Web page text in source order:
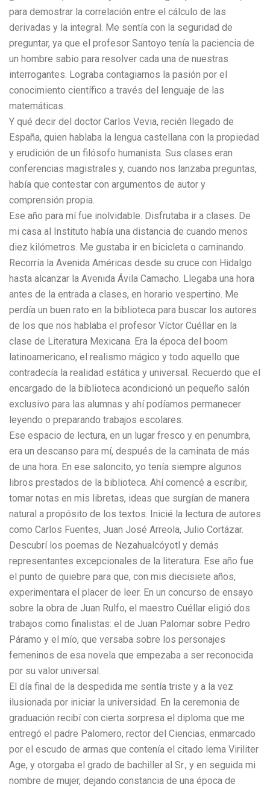
para demostrar la correlación entre el cálculo de las
derivadas y la integral. Me sentía con la seguridad de
preguntar, ya que el profesor Santoyo tenía la paciencia de
un hombre sabio para resolver cada una de nuestras
interrogantes. Lograba contagiarnos la pasión por el
conocimiento científico a través del lenguaje de las
matemáticas.
Y qué decir del doctor Carlos Vevia, recién llegado de
España, quien hablaba la lengua castellana con la propiedad
y erudición de un filósofo humanista. Sus clases eran
conferencias magistrales y, cuando nos lanzaba preguntas,
había que contestar con argumentos de autor y
comprensión propia.
Ese año para mí fue inolvidable. Disfrutaba ir a clases. De
mi casa al Instituto había una distancia de cuando menos
diez kilómetros. Me gustaba ir en bicicleta o caminando.
Recorría la Avenida Américas desde su cruce con Hidalgo
hasta alcanzar la Avenida Ávila Camacho. Llegaba una hora
antes de la entrada a clases, en horario vespertino. Me
perdía un buen rato en la biblioteca para buscar los autores
de los que nos hablaba el profesor Víctor Cuéllar en la
clase de Literatura Mexicana. Era la época del boom
latinoamericano, el realismo mágico y todo aquello que
contradecía la realidad estática y universal. Recuerdo que el
encargado de la biblioteca acondicionó un pequeño salón
exclusivo para las alumnas y ahí podíamos permanecer
leyendo o preparando trabajos escolares.
Ese espacio de lectura, en un lugar fresco y en penumbra,
era un descanso para mí, después de la caminata de más
de una hora. En ese saloncito, yo tenía siempre algunos
libros prestados de la biblioteca. Ahí comencé a escribir,
tomar notas en mis libretas, ideas que surgían de manera
natural a propósito de los textos. Inicié la lectura de autores
como Carlos Fuentes, Juan José Arreola, Julio Cortázar.
Descubrí los poemas de Nezahualcóyotl y demás
representantes excepcionales de la literatura. Ese año fue
el punto de quiebre para que, con mis diecisiete años,
experimentara el placer de leer. En un concurso de ensayo
sobre la obra de Juan Rulfo, el maestro Cuéllar eligió dos
trabajos como finalistas: el de Juan Palomar sobre Pedro
Páramo y el mío, que versaba sobre los personajes
femeninos de esa novela que empezaba a ser reconocida
por su valor universal.
El día final de la despedida me sentía triste y a la vez
ilusionada por iniciar la universidad. En la ceremonia de
graduación recibí con cierta sorpresa el diploma que me
entregó el padre Palomero, rector del Ciencias, enmarcado
por el escudo de armas que contenía el citado lema Viriliter
Age, y otorgaba el grado de bachiller al Sr., y en seguida mi
nombre de mujer, dejando constancia de una época de